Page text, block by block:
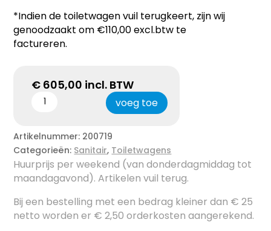
*Indien de toiletwagen vuil terugkeert, zijn wij
genoodzaakt om €110,00 excl.btw te
factureren.
€ 605,00 incl. BTW
voeg toe
Artikelnummer: 200719
Categorieën: Sanitair, Toiletwagens
Huurprijs per weekend (van donderdagmiddag tot
maandagavond). Artikelen vuil terug.
Bij een bestelling met een bedrag kleiner dan € 25
netto worden er € 2,50 orderkosten aangerekend.